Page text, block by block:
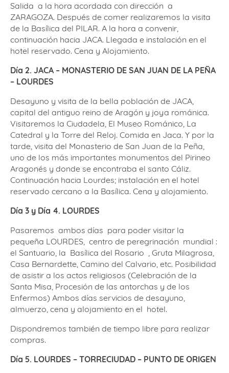
Salida a la hora acordada con dirección a
ZARAGOZA. Después de comer realizaremos la visita
de la Basílica del PILAR. A la hora a convenir,
continuación hacia JACA. Llegada e instalación en el
hotel reservado. Cena y Alojamiento.
Día 2. JACA – MONASTERIO DE SAN JUAN DE LA PEÑA
– LOURDES
Desayuno y visita de la bella población de JACA,
capital del antiguo reino de Aragón y joya románica.
Visitaremos la Ciudadela, El Museo Románico, La
Catedral y la Torre del Reloj. Comida en Jaca. Y por la
tarde, visita del Monasterio de San Juan de la Peña,
uno de los más importantes monumentos del Pirineo
Aragonés y donde se encontraba el santo Cáliz.
Continuación hacia Lourdes; instalación en el hotel
reservado cercano a la Basílica. Cena y alojamiento.
Día 3 y Día 4. LOURDES
Pasaremos ambos días para poder visitar la
pequeña LOURDES, centro de peregrinación mundial :
el Santuario, la Basílica del Rosario , Gruta Milagrosa,
Casa Bernardette, Camino del Calvario, etc. Posibilidad
de asistir a los actos religiosos (Celebración de la
Santa Misa, Procesión de las antorchas y de los
Enfermos) Ambos días servicios de desayuno,
almuerzo, cena y alojamiento en el hotel.
Dispondremos también de tiempo libre para realizar
compras.
Día 5. LOURDES – TORRECIUDAD – PUNTO DE ORIGEN